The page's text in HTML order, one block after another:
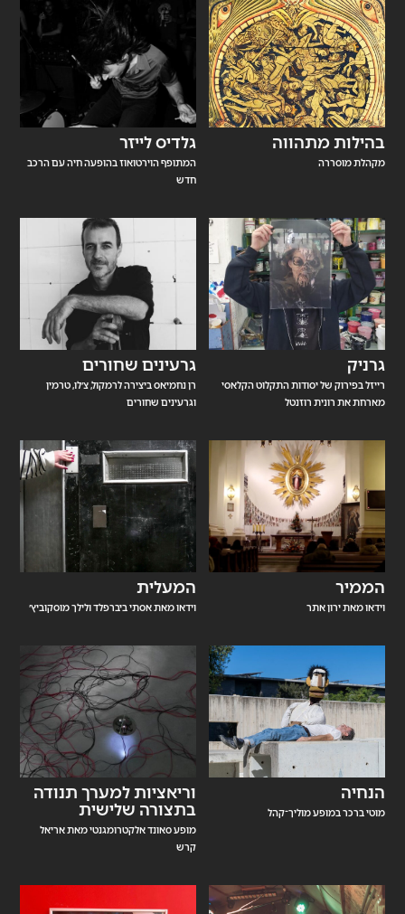
בהילות מתהווה
מקהלת מוסררה
גלדיס לייזר
המתופף הוירטואוז בהופעה חיה עם הרכב
חדש
גרניק
רייזל בפירוק של יסודות התקלוט הקלאסי
מארחת את רונית רוזנטל
גרעינים שחורים
רן נחמיאס ביצירה לרמקול, צ׳לו, טרמין
וגרעינים שחורים
הממיר
וידאו מאת ירון אתר
המעלית
וידאו מאת אסתי ביברפלד ולילך מוסקוביץ׳
הנחיה
מוטי ברכר במופע מוליך־קהל
וריאציות למערך תנודה
בתצורה שלישית
מופע סאונד אלקטרומגנטי מאת אריאל
קרש